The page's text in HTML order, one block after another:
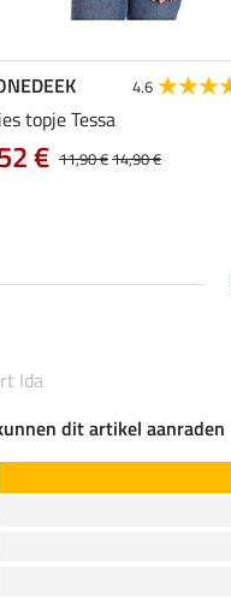
4.6
topje Tessa
11,90 €14,90 €
€
Ida
dit artikel aanraden